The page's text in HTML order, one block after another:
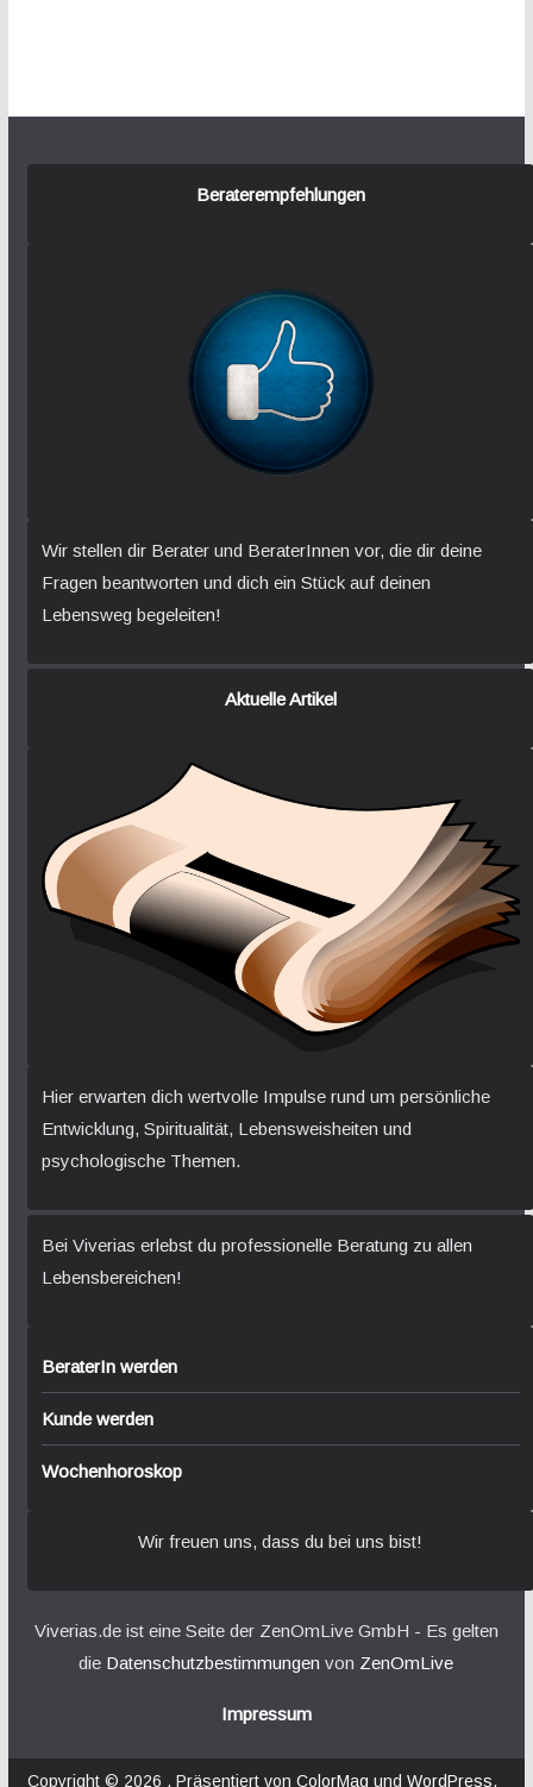
Beraterempfehlungen
Wir stellen dir Berater und BeraterInnen vor, die dir deine
Fragen beantworten und dich ein Stück auf deinen
Lebensweg begeleiten!
Aktuelle Artikel
Hier erwarten dich wertvolle Impulse rund um persönliche
Entwicklung, Spiritualität, Lebensweisheiten und
psychologische Themen.
Bei Viverias erlebst du professionelle Beratung zu allen
Lebensbereichen!
BeraterIn werden
Kunde werden
Wochenhoroskop
Wir freuen uns, dass du bei uns bist!
Viverias.de ist eine Seite der ZenOmLive GmbH - Es gelten
die Datenschutzbestimmungen von ZenOmLive
Impressum
Copyright © 2026 . Präsentiert von ColorMag und WordPress.